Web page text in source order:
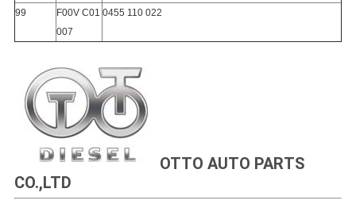
99
F00V C01
007
0455 110 022
OTTO AUTO PARTS
CO.,LTD